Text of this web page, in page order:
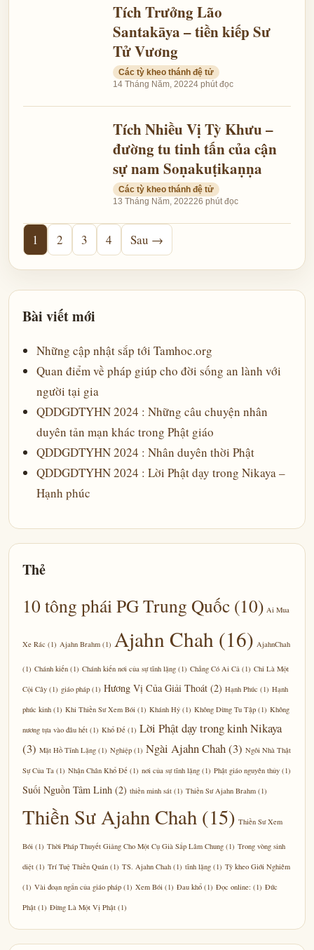
Tích Trưởng Lão
Santakāya – tiền kiếp Sư
Tử Vương
Các tỳ kheo thánh đệ tử
14 Tháng Năm, 20224 phút đọc
Tích Nhiều Vị Tỳ Khưu –
đường tu tinh tấn của cận
sự nam Soṇakuṭikaṇṇa
Các tỳ kheo thánh đệ tử
13 Tháng Năm, 202226 phút đọc
1 2 3 4 Sau →
Bài viết mới
Những cập nhật sắp tới Tamhoc.org
Quan điểm về pháp giúp cho đời sống an lành với
người tại gia
QDDGDTYHN 2024 : Những câu chuyện nhân
duyên tản mạn khác trong Phật giáo
QDDGDTYHN 2024 : Nhân duyên thời Phật
QDDGDTYHN 2024 : Lời Phật dạy trong Nikaya –
Hạnh phúc
Thẻ
10 tông phái PG Trung Quốc (10) Ai Mua
Xe Rác (1) Ajahn Brahm (1) Ajahn Chah (16) AjahnChah
(1) Chánh kiến (1) Chánh kiến nơi của sự tĩnh lặng (1) Chẳng Có Ai Cả (1) Chỉ Là Một
Cội Cây (1) giáo pháp (1) Hương Vị Của Giải Thoát (2) Hạnh Phúc (1) Hạnh
phúc kinh (1) Khi Thiền Sư Xem Bói (1) Khánh Hỷ (1) Không Dừng Tu Tập (1) Không
nương tựa vào đâu hết (1) Khổ Đế (1) Lời Phật dạy trong kinh Nikaya
(3) Mặt Hồ Tĩnh Lặng (1) Nghiệp (1) Ngài Ajahn Chah(3) Ngôi Nhà Thật
Sự Của Ta (1) Nhận Chân Khổ Đế (1) nơi của sự tĩnh lặng (1) Phật giáo nguyên thủy (1)
Suối Nguồn Tâm Linh (2) thiền minh sát (1) Thiền Sư Ajahn Brahm (1)
Thiền Sư Ajahn Chah (15) Thiền Sư Xem
Bói (1) Thời Pháp Thuyết Giảng Cho Một Cụ Già Sắp Lâm Chung (1) Trong vòng sinh
diệt (1) Trí Tuệ Thiền Quán (1) TS. Ajahn Chah (1) tĩnh lặng (1) Tỳ kheo Giới Nghiêm
(1) Vài đoạn ngắn của giáo pháp (1) Xem Bói (1) Đau khổ (1) Đọc online: (1) Đức
Phật (1) Đừng Là Một Vị Phật (1)